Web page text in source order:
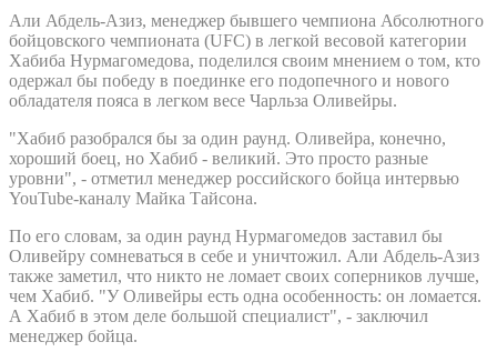
Али Абдель-Азиз, менеджер бывшего чемпиона Абсолютного
бойцовского чемпионата (UFC) в легкой весовой категории
Хабиба Нурмагомедова, поделился своим мнением о том, кто
одержал бы победу в поединке его подопечного и нового
обладателя пояса в легком весе Чарльза Оливейры.
"Хабиб разобрался бы за один раунд. Оливейра, конечно,
хороший боец, но Хабиб - великий. Это просто разные
уровни", - отметил менеджер российского бойца интервью
YouTube-каналу Майка Тайсона.
По его словам, за один раунд Нурмагомедов заставил бы
Оливейру сомневаться в себе и уничтожил. Али Абдель-Азиз
также заметил, что никто не ломает своих соперников лучше,
чем Хабиб. "У Оливейры есть одна особенность: он ломается.
А Хабиб в этом деле большой специалист", - заключил
менеджер бойца.